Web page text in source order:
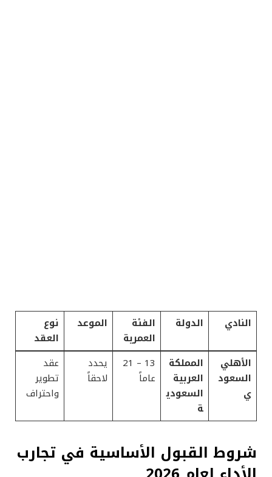
النادي الدولة
الفئة
العمرية
الموعد
نوع
العقد
الأهلي
السعود
ي
المملكة
العربية
السعودي
ة
13 – 21
عاماً
يحدد
لاحقاً
عقد
تطوير
واحتراف
شروط القبول الأساسية في تجارب